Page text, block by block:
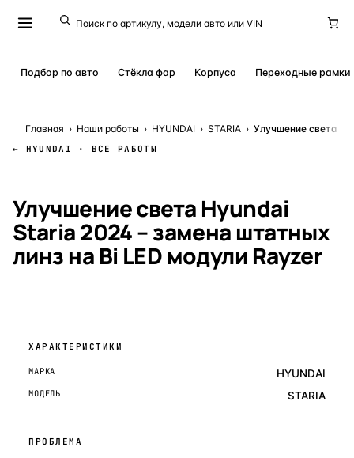
Подбор по авто Стёкла фар Корпуса Переходные рамки
Главная › Наши работы › HYUNDAI › STARIA › Улучшение света
← HYUNDAI · ВСЕ РАБОТЫ
Улучшение света Hyundai
Staria 2024 – замена штатных
линз на Bi LED модули Rayzer
ХАРАКТЕРИСТИКИ
МАРКА HYUNDAI
МОДЕЛЬ STARIA
ПРОБЛЕМА